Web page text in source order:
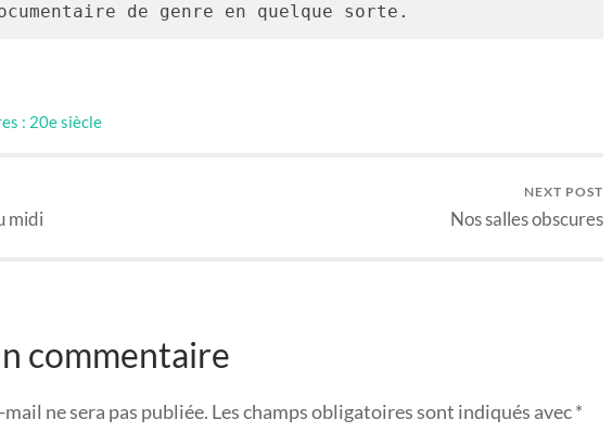
de genre en quelque sorte.
: 20e siècle
midi
NEXT POST
Nos salles obscures
commentaire
ne sera pas publiée. Les champs obligatoires sont indiqués avec*